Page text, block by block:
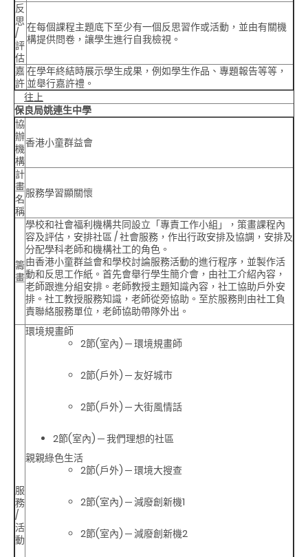
反
思
/
評
估
在每個課程主題底下至少有一個反思習作或活動，並由有關機
構提供問卷，讓學生進行自我檢視。
嘉
許
在學年終結時展示學生成果，例如學生作品、專題報告等等，
並舉行嘉許禮。
往上
保良局姚連生中學
協
辦
機
構
香港小童群益會
計
畫
名
稱
服務學習顯關懷
籌
畫
學校和社會福利機構共同設立「專責工作小組」，策畫課程內
容及評估，安排社區 / 社會服務，作出行政安排及協調，安排及
分配學科老師和機構社工的角色。
由香港小童群益會和學校討論服務活動的進行程序，並製作活
動和反思工作紙。首先會舉行學生簡介會，由社工介紹內容，
老師跟進分組安排。老師教授主題知識內容，社工協助戶外安
排。社工教授服務知識，老師從旁協助。至於服務則由社工負
責聯絡服務單位，老師協助帶隊外出。
服
務
/
活
動
環境規畫師
2節(室內) ─ 環境規畫師
2節(戶外) ─ 友好城市
2節(戶外) ─ 大街風情話
2節(室內) ─ 我們理想的社區
親親綠色生活
2節(戶外) ─ 環境大搜查
2節(室內) ─ 減廢創新機1
2節(室內) ─ 減廢創新機2